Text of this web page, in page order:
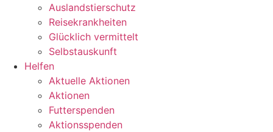
Auslandstierschutz
Reisekrankheiten
Glücklich vermittelt
Selbstauskunft
Helfen
Aktuelle Aktionen
Aktionen
Futterspenden
Aktionsspenden